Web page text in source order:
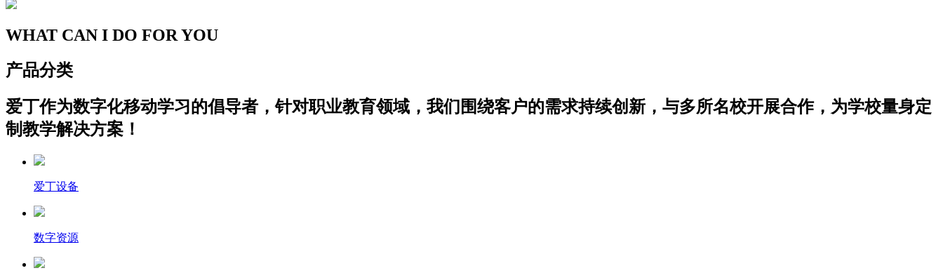
WHAT CAN I DO FOR YOU
产品分类
爱丁作为数字化移动学习的倡导者，针对职业教育领域，我们围绕客户的需求持续创新，与多所名校开展合作，为学校量身定
制教学解决方案！
爱丁设备
数字资源